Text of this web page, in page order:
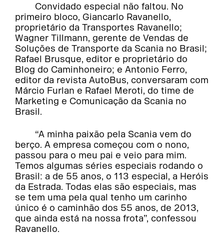
Convidado especial não faltou. No
primeiro bloco, Giancarlo Ravanello,
proprietário da Transportes Ravanello;
Wagner Tillmann, gerente de Vendas de
Soluções de Transporte da Scania no Brasil;
Rafael Brusque, editor e proprietário do
Blog do Caminhoneiro; e Antonio Ferro,
editor da revista AutoBus, conversaram com
Márcio Furlan e Rafael Meroti, do time de
Marketing e Comunicação da Scania no
Brasil.
“A minha paixão pela Scania vem do
berço. A empresa começou com o nono,
passou para o meu pai e veio para mim.
Temos algumas séries especiais rodando o
Brasil: a de 55 anos, o 113 especial, a Heróis
da Estrada. Todas elas são especiais, mas
se tem uma pela qual tenho um carinho
único é o caminhão dos 55 anos, de 2013,
que ainda está na nossa frota”, confessou
Ravanello.